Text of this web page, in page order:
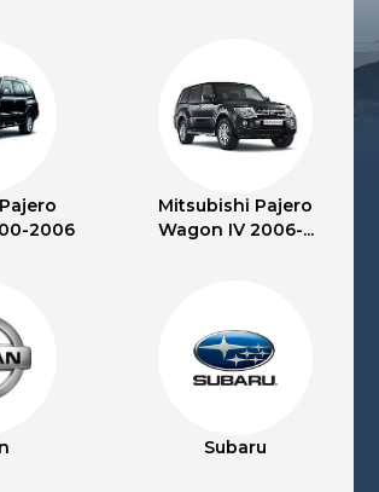
2006
Mitsubishi Pajero
Wagon IV 2006-...
Subaru